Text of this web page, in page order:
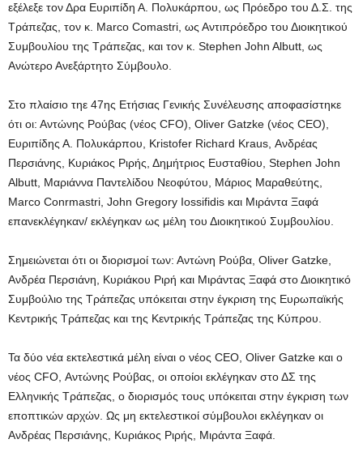
εξέλεξε τον Δρα Ευριπίδη Α. Πολυκάρπου, ως Πρόεδρο του Δ.Σ. της
Τράπεζας, τον κ. Marco Comastri, ως Αντιπρόεδρο του Διοικητικού
Συμβουλίου της Τράπεζας, και τον κ. Stephen John Albutt, ως
Ανώτερο Ανεξάρτητο Σύμβουλο.
Στο πλαίσιο τηε 47ης Ετήσιας Γενικής Συνέλευσης αποφασίστηκε
ότι οι: Αντώνης Ρούβας (νέος CFO), Oliver Gatzke (νέος CEO),
Ευριπίδης Α. Πολυκάρπου, Kristofer Richard Kraus, Ανδρέας
Περσιάνης, Κυριάκος Ριρής, Δημήτριος Ευσταθίου, Stephen John
Albutt, Μαριάννα Παντελίδου Νεοφύτου, Μάριος Μαραθεύτης,
Marco Conrmastri, John Gregory Iossifidis και Μιράντα Ξαφά
επανεκλέγηκαν/ εκλέγηκαν ως μέλη του Διοικητικού Συμβουλίου.
Σημειώνεται ότι οι διορισμοί των: Αντώνη Ρούβα, Oliver Gatzke,
Ανδρέα Περσιάνη, Κυριάκου Ριρή και Μιράντας Ξαφά στο Διοικητικό
Συμβούλιο της Τράπεζας υπόκειται στην έγκριση της Ευρωπαϊκής
Κεντρικής Τράπεζας και της Κεντρικής Τράπεζας της Κύπρου.
Τα δύο νέα εκτελεστικά μέλη είναι ο νέος CEO, Oliver Gatzke και ο
νέος CFO, Αντώνης Ρούβας, οι οποίοι εκλέγηκαν στο ΔΣ της
Ελληνικής Τράπεζας, ο διορισμός τους υπόκειται στην έγκριση των
εποπτικών αρχών. Ως μη εκτελεστικοί σύμβουλοι εκλέγηκαν οι
Ανδρέας Περσιάνης, Κυριάκος Ριρής, Μιράντα Ξαφά.